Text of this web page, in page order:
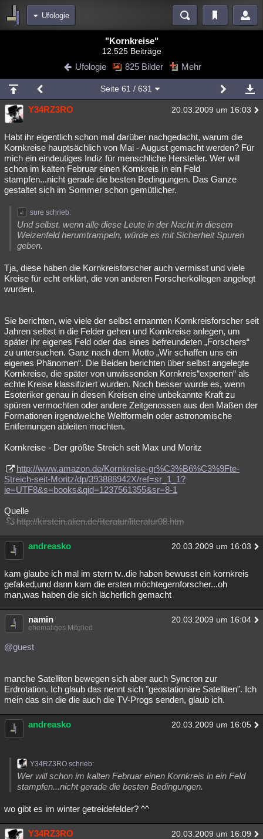
Ufologie
Blogs Videos
Chat Wiki Neuigkeiten
meine Rubriken
Menschen Wissenschaft Mystery Kriminalfälle
Spiritualität Verschwörungen Technologie Ufologie
Natur Umfragen Unterhaltung
weitere Rubriken
Philosophie Träume Orte Esoterik
Astronomie Helpdesk
Musik Clash Verbesserungen Allmystery English
Besucht Teilgenommen Alle Neue Geschlossen
"Kornkreise"
12.525 Beiträge
Ufologie 825 Bilder Mehr
Seite 61 / 631
Y34RZ3RO 20.03.2009 um 16:03
Habt ihr eigentlich schon mal darüber nachgedacht, warum die
Kornkreise hauptsächlich von Mai - August gemacht werden? Für
mich ein eindeutiges Indiz für menschliche Hersteller. Wer will
schon im kalten Februar einen Kornkreis in ein Feld
stampfen...nicht gerade die besten Bedingungen. Das Ganze
gestaltet sich im Sommer schon gemütlicher.
sure schrieb:
Und selbst, wenn alle diese Leute in der Nacht in diesem
Weizenfeld herumtrampeln, würde es mit Sicherheit Spuren
geben.
Tja, diese haben die Kornkreisforscher auch vermisst und viele
Kreise für echt erklärt, die von anderen Forscherkollegen angelegt
wurden.
Sie berichten, wie viele der selbst ernannten Kornkreisforscher seit
Jahren selbst in die Felder gehen und Kornkreise anlegen, um
später ihr eigenes Feld oder das eines befreundeten „Forschers“
zu untersuchen. Ganz nach dem Motto „Wir schaffen uns ein
eigenes Phänomen“. Die Beiden berichten über selbst angelegte
Kornkreise, die später von unwissenden Kornkreis“experten“ als
echte Kreise klassifiziert wurden. Noch besser wurde es, wenn
Esoteriker genau in diesen Kreisen eine unbekannte Kraft zu
spüren vermochten oder andere Zeitgenossen aus den Maßen der
Formationen irgendwelche Weltformeln oder astronomische
Entfernungen ableiten mochten.
Kornkreise - Der größte Streich seit Max und Moritz
http://www.amazon.de/Kornkreise-gr%C3%B6%C3%9Fte-
Streich-seit-Moritz/dp/393888942X/ref=sr_1_1?
ie=UTF8&s=books&qid=1237561355&sr=8-1
Quelle
http://kirstein.alien.de/literatur/literatur08.htm
andreasko 20.03.2009 um 16:03
kam glaube ich mal im stern tv..die haben bewusst ein kornkreis
gefaked,und dann kam die ersten möchtegernforscher...oh
man,was haben die sich lächerlich gemacht
namin 20.03.2009 um 16:04
ehemaliges Mitglied
@guest
manche Satelliten bewegen sich aber auch Syncron zur
Erdrotation. Ich glaub das nennt sich "geostationäre Satelliten". Ich
mein das sin die die auch die TV-Progs senden, glaub ich.
andreasko 20.03.2009 um 16:05
Y34RZ3RO schrieb:
Wer will schon im kalten Februar einen Kornkreis in ein Feld
stampfen...nicht gerade die besten Bedingungen.
wo gibt es im winter getreidefelder? ^^
Y34RZ3RO 20.03.2009 um 16:09